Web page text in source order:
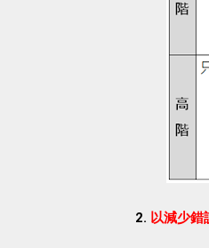
2. 以減少錯